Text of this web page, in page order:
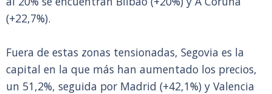
(+22,7%).
Fuera de estas zonas tensionadas, Segovia es la
capital en la que más han aumentado los precios,
un 51,2%, seguida por Madrid (+42,1%) y Valencia